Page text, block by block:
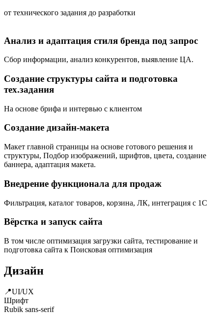
от технического задания до разработки
Анализ и адаптация стиля бренда под запрос
Сбор информации, анализ конкурентов, выявление ЦА.
Создание структуры сайта и подготовка
тех.задания
На основе брифа и интервью с клиентом
Создание дизайн-макета
Макет главной страницы на основе готового решения и
структуры, Подбор изображений, шрифтов, цвета, создание
баннера, адаптация макета.
Внедрение функционала для продаж
Фильтрация, каталог товаров, корзина, ЛК, интеграция с 1С
Вёрстка и запуск сайта
В том числе оптимизация загрузки сайта, тестирование и
подготовка сайта к Поисковая оптимизация
Дизайн
📍UI/UX
Шрифт
Rubik sans-serif